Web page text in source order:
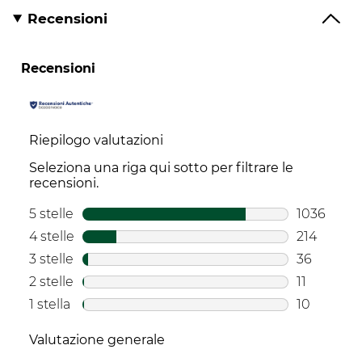
Recensioni
Recensioni
Riepilogo valutazioni
Seleziona una riga qui sotto per filtrare le
recensioni.
5 stelle stelle
1036
1036
4 stelle stelle
214
214
3 stelle stelle
36
36
2 stelle stelle
11
11
1 stella stelle
10
Valutazione generale